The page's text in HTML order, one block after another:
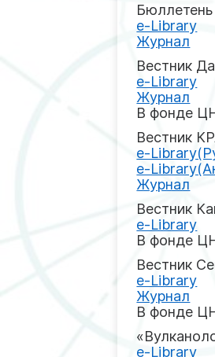
Бюллетень
e-Library
Журнал
Вестник
e-Library
Журнал
В фонде
Вестник
e-
e-
Журнал
Вестник
e-Library
В фонде
Вестник
e-Library
Журнал
В фонде
e-Library